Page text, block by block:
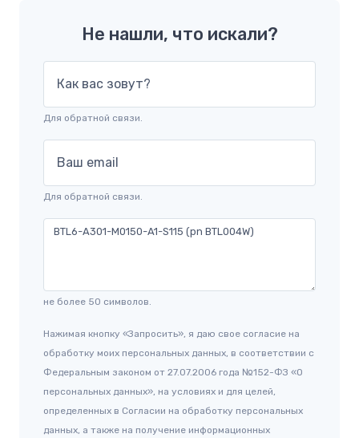
Не нашли, что искали?
Как вас зовут?
Для обратной связи.
Ваш email
Для обратной связи.
не более 50 символов.
Нажимая кнопку «Запросить», я даю свое согласие на
обработку моих персональных данных, в соответствии с
Федеральным законом от 27.07.2006 года №152-ФЗ «О
персональных данных», на условиях и для целей,
определенных в Согласии на обработку персональных
данных, а также на получение информационных